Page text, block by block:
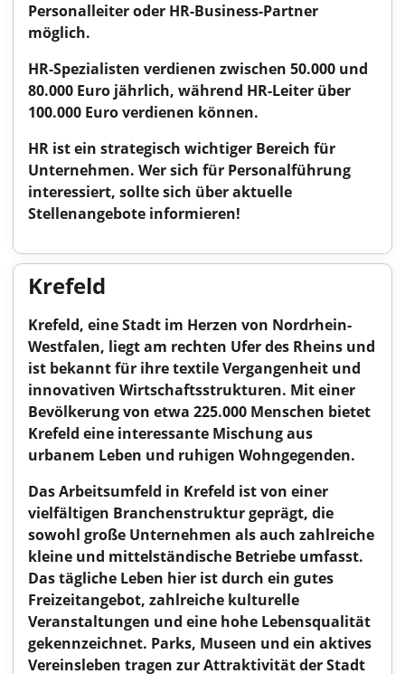
Personalleiter oder HR-Business-Partner
möglich.
HR-Spezialisten verdienen zwischen 50.000 und
80.000 Euro jährlich, während HR-Leiter über
100.000 Euro verdienen können.
HR ist ein strategisch wichtiger Bereich für
Unternehmen. Wer sich für Personalführung
interessiert, sollte sich über aktuelle
Stellenangebote informieren!
Krefeld
Krefeld, eine Stadt im Herzen von Nordrhein-
Westfalen, liegt am rechten Ufer des Rheins und
ist bekannt für ihre textile Vergangenheit und
innovativen Wirtschaftsstrukturen. Mit einer
Bevölkerung von etwa 225.000 Menschen bietet
Krefeld eine interessante Mischung aus
urbanem Leben und ruhigen Wohngegenden.
Das Arbeitsumfeld in Krefeld ist von einer
vielfältigen Branchenstruktur geprägt, die
sowohl große Unternehmen als auch zahlreiche
kleine und mittelständische Betriebe umfasst.
Das tägliche Leben hier ist durch ein gutes
Freizeitangebot, zahlreiche kulturelle
Veranstaltungen und eine hohe Lebensqualität
gekennzeichnet. Parks, Museen und ein aktives
Vereinsleben tragen zur Attraktivität der Stadt